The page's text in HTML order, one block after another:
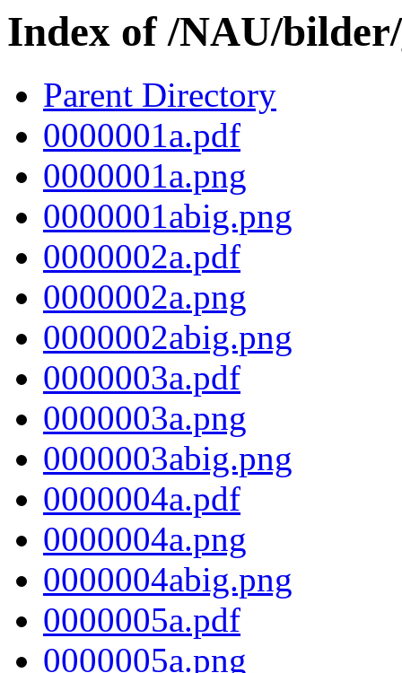
Index of /NAU/
Parent Directory
0000001a.pdf
0000001a.png
0000001abig.png
0000002a.pdf
0000002a.png
0000002abig.png
0000003a.pdf
0000003a.png
0000003abig.png
0000004a.pdf
0000004a.png
0000004abig.png
0000005a.pdf
0000005a.png